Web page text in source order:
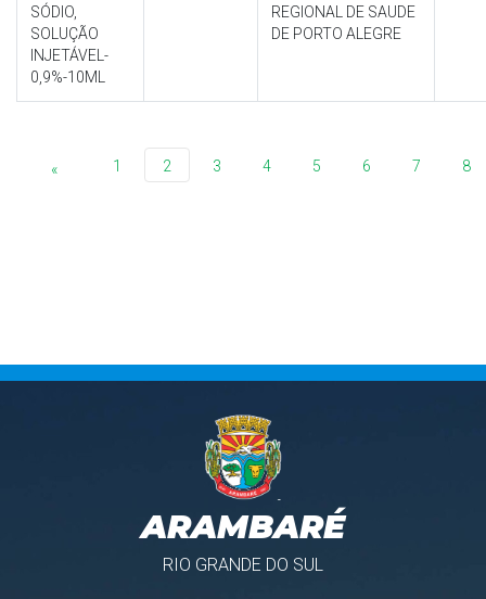
SÓDIO,
SOLUÇÃO
INJETÁVEL-
0,9%-10ML
REGIONAL DE SAUDE
DE PORTO ALEGRE
« 1 2 3 4 5 6 7 8
ARAMBARÉ
RIO GRANDE DO SUL